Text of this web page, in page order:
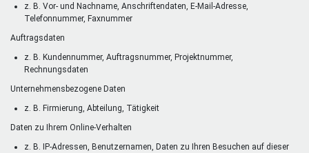
z. B. Vor- und Nachname, Anschriftendaten, E-Mail-Adresse,
Telefonnummer, Faxnummer
Auftragsdaten
z. B. Kundennummer, Auftragsnummer, Projektnummer,
Rechnungsdaten
Unternehmensbezogene Daten
z. B. Firmierung, Abteilung, Tätigkeit
Daten zu Ihrem Online-Verhalten
z. B. IP-Adressen, Benutzernamen, Daten zu Ihren Besuchen auf dieser